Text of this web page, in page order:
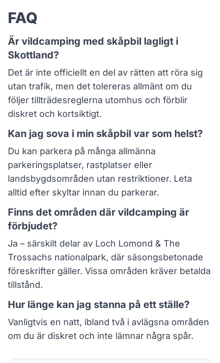
FAQ
Är vildcamping med skåpbil lagligt i
Skottland?
Det är inte officiellt en del av rätten att röra sig
utan trafik, men det tolereras allmänt om du
följer tillträdesreglerna utomhus och förblir
diskret och kortsiktigt.
Kan jag sova i min skåpbil var som helst?
Du kan parkera på många allmänna
parkeringsplatser, rastplatser eller
landsbygdsområden utan restriktioner. Leta
alltid efter skyltar innan du parkerar.
Finns det områden där vildcamping är
förbjudet?
Ja – särskilt delar av Loch Lomond & The
Trossachs nationalpark, där säsongsbetonade
föreskrifter gäller. Vissa områden kräver betalda
tillstånd.
Hur länge kan jag stanna på ett ställe?
Vanligtvis en natt, ibland två i avlägsna områden
om du är diskret och inte lämnar några spår.